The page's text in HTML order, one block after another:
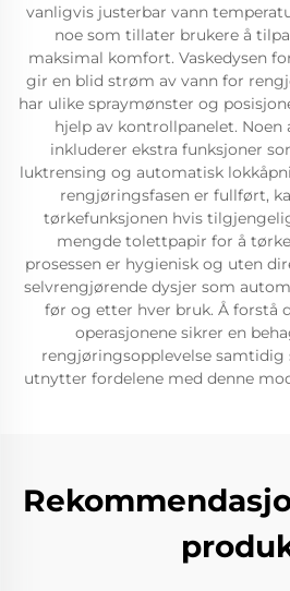
vanligvis justerbar vann
noe som tillater brukere å
maksimal komfort. Vaskedysen
gir en blid strøm av vann for
har ulike spraymønster og
hjelp av kontrollpanelet. Noen
inkluderer ekstra funksjoner
luktrensing og automatisk
rengjøringsfasen er fullført,
tørkefunksjonen hvis
mengde tolettpapir for å
prosessen er hygienisk og uten
selvrengjørende dysjer som
før og etter hver bruk. Å forstå
operasjonene sikrer en
rengjøringsopplevelse
utnytter fordelene med denne